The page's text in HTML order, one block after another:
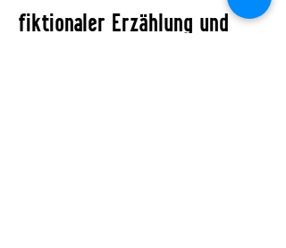
fiktionaler Erzählung und